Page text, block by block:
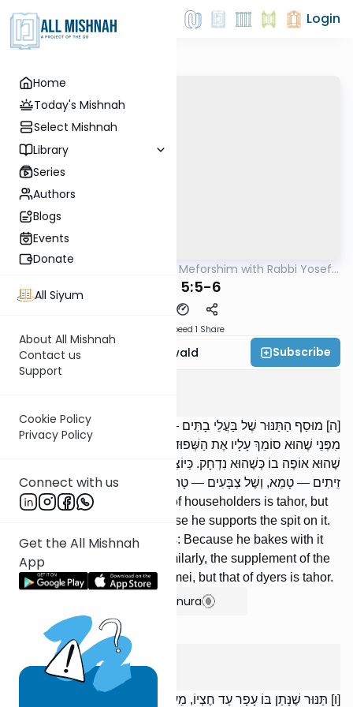
Home
Today's Mishnah
Select Mishnah
Library
Series
Authors
Blogs
Events
Donate
All Siyum
About All Mishnah
Contact us
Support
Cookie Policy
Privacy Policy
Connect with us
Get the All Mishnah
App
Login
Mishna Mishnah & Meforshim with Rabbi Yosef
Keilim 5:5-6
Speed 1 Share
Rabbi Yosef Greenwald Subscribe
[ה] מוּסַף הַתַּנּוּר שֶׁל בַּעֲלֵי בָתִּים — טָהוֹר, וְשֶׁל נַחְתּוֹמִין — טָמֵא,
מִפְּנֵי שֶׁהוּא סוֹמֵךְ עָלָיו אֶת הַשְּׁפוּד. רַבִּי יוֹחָנָן הַסַּנְדְּלָר אוֹמֵר: מִפְּנֵי
שֶׁהוּא אוֹפֶה בוֹ כְּשֶׁהוּא נִדְחָק. כַּיּוֹצֵא בוֹ, מוּסַף הַיּוֹרָה שֶׁל שׁוֹלְקֵי
זֵיתִים — טָמֵא, וְשֶׁל צַבָּעִים — טָהוֹר.
The supplement of the oven of householders is tahor, but
that of bakers is tamei, because he supports the spit on it.
R’ Yochanan HaSandlar says: Because he bakes with it
when he is hard pressed. Similarly, the supplement of the
cauldron of olive boilers is tamei, but that of dyers is tahor.
Show Bartenura
Keilim :6
[ו] תַּנּוּר שֶׁנָּתַן בּוֹ עָפָר עַד חֶצְיוֹ, מֵעָפָר וּלְמַטָּן — מִטַּמֵּא בְמַגָּע;